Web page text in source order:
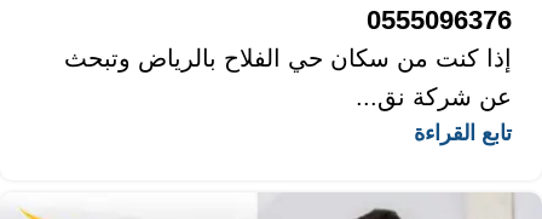
0555096376
إذا كنت من سكان حي الفلاح بالرياض وتبحث
عن شركة نق...
تابع القراءة